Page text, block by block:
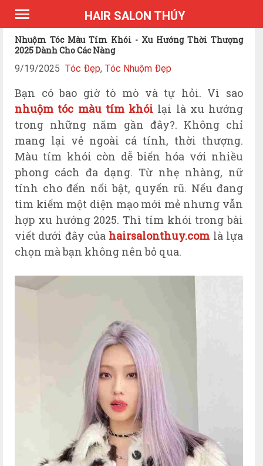
*Expires Headers
HAIR SALON THÚY
Nhuộm Tóc Màu Tím Khói - Xu Hướng Thời Thượng
2025 Dành Cho Các Nàng
9/19/2025 Tóc Đẹp, Tóc Nhuộm Đẹp
Bạn có bao giờ tò mò và tự hỏi. Vì sao
nhuộm tóc màu tím khói lại là xu hướng
trong những năm gần đây?. Không chỉ
mang lại vẻ ngoài cá tính, thời thượng.
Màu tím khói còn dễ biến hóa với nhiều
phong cách đa dạng. Từ nhẹ nhàng, nữ
tính cho đến nổi bật, quyến rũ. Nếu đang
tìm kiếm một diện mạo mới mẻ nhưng vẫn
hợp xu hướng 2025. Thì tím khói trong bài
viết dưới đây của hairsalonthuy.com là lựa
chọn mà bạn không nên bỏ qua.